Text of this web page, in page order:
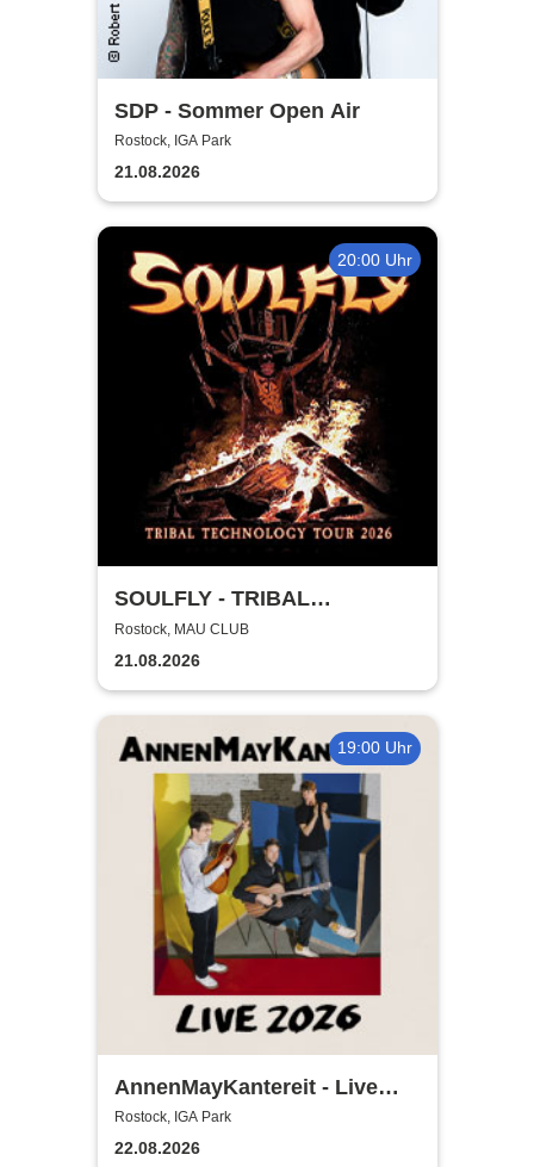
SDP - Sommer Open Air
Rostock, IGA Park
21.08.2026
20:00 Uhr
SOULFLY - TRIBAL
TECHNOLOGY TOUR 2026
Rostock, MAU CLUB
21.08.2026
19:00 Uhr
AnnenMayKantereit - Live
2026
Rostock, IGA Park
22.08.2026